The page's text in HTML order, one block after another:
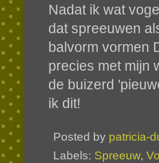
Nadat ik wat
dat spreeuwen
balvorm vormen
precies met mijn
de buizerd
ik dit!
Posted by patricia-
Labels: Spreeuw,